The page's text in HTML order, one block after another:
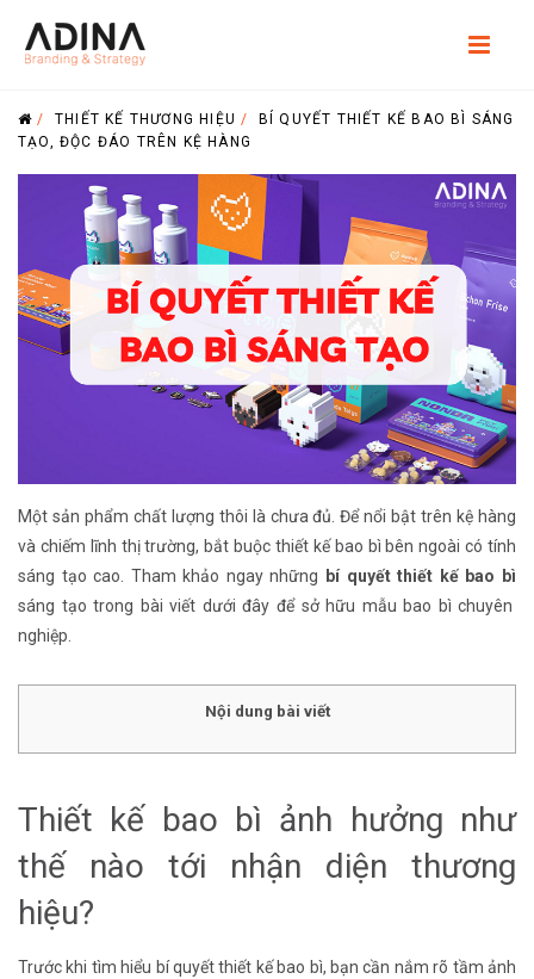
/THIẾT KẾ THƯƠNG HIỆU /
BÍ QUYẾT THIẾT KẾ BAO BÌ SÁNG
TẠO, ĐỘC ĐÁO TRÊN KỆ HÀNG
Một sản phẩm chất lượng thôi là chưa đủ. Để nổi bật trên kệ hàng
và chiếm lĩnh thị trường, bắt buộc thiết kế bao bì bên ngoài có tính
sáng tạo cao. Tham khảo ngay những bí quyết thiết kế bao bì
sáng tạo trong bài viết dưới đây để sở hữu mẫu bao bì chuyên
nghiệp.
Nội dung bài viết
Thiết kế bao bì ảnh hưởng như
thế nào tới nhận diện thương
hiệu?
Trước khi tìm hiểu bí quyết thiết kế bao bì, bạn cần nắm rõ tầm ảnh